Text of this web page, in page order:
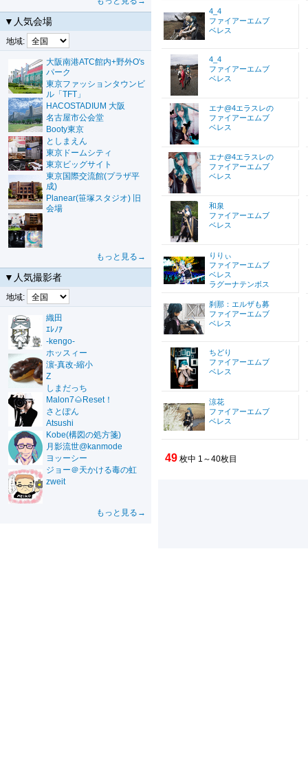
▼人気会場
地域:
大阪南港ATC館内+野外O's
パーク
東京ファッションタウンビ
ル「TFT」
HACOSTADIUM 大阪
名古屋市公会堂
Booty東京
としまえん
東京ドームシティ
東京ビッグサイト
東京国際交流館(プラザ平
成)
Planear(笹塚スタジオ) 旧
会場
もっと見る→
▼人気撮影者
地域:
織田
ｴﾚﾉｱ
-kengo-
ホッスィー
濵-真改-縮小
Z
しまだっち
Malon7🌰Reset！
さとぽん
Atsushi
Kobe(構図の処方箋)
月影流世@kanmode
ヨッーシー
ジョー＠天かける毒の虹
zweit
もっと見る→
4_4
ファイアーエムブ
ベレス
4_4
ファイアーエムブ
ベレス
エナ@4エラスレの
ファイアーエムブ
ベレス
エナ@4エラスレの
ファイアーエムブ
ベレス
和泉
ファイアーエムブ
ベレス
りりぃ
ファイアーエムブ
ベレス
ラグーナテンボス
刹那：エルザも募
ファイアーエムブ
ベレス
ちどり
ファイアーエムブ
ベレス
涼花
ファイアーエムブ
ベレス
49 枚中 1～40枚目